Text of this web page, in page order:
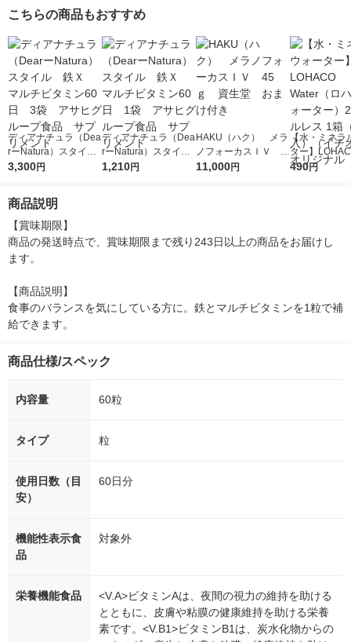
こちらの商品もおすすめ
ディアナチュラ（Dea
rーNatura）スタイ
ル 鉄Ｘ マルチビタ
リメント
3,300円
ディアナチュラ（Dea
rーNatura）スタイ
ル 鉄Ｘ マルチビタ
1,210円
HAKU（ハク） メラ
ノフォーカスＩＶ 4
5ｇ 資生堂 おまけ
11,000円
【水・ミネラ
ター】
r（ロハコウ
490円
商品説明
【賞味期限】
商品の発送時点で、賞味期限まで残り243日以上の商品をお届けし
ます。
【商品説明】
食事のバランスを気にしている方に。鉄とマルチビタミンを1粒で補
給できます。
商品仕様/スペック
内容量 60粒
タイプ 粒
使用日数（目
安）
60日分
機能性表示食
品
対象外
栄養機能食品
<V.A>ビタミンAは、夜間の視力の維持を助ける
とともに、皮膚や粘膜の健康維持を助ける栄養
素です。<V.B1>ビタミンB1は、炭水化物からの